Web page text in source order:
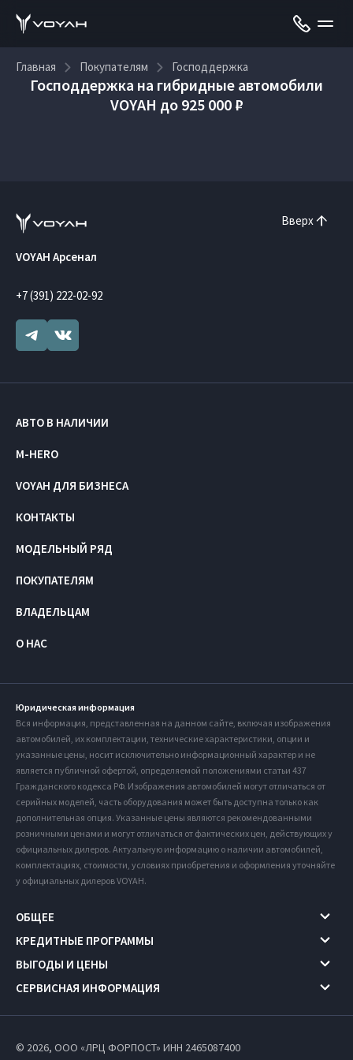
Главная Покупателям Господдержка
Господдержка на гибридные автомобили
VOYAH до 925 000 ₽
Вверх
VOYAH Арсенал
+7 (391) 222-02-92
АВТО В НАЛИЧИИ
M-HERO
VOYAH ДЛЯ БИЗНЕСА
КОНТАКТЫ
МОДЕЛЬНЫЙ РЯД
ПОКУПАТЕЛЯМ
ВЛАДЕЛЬЦАМ
О НАС
Юридическая информация
Вся информация, представленная на данном сайте, включая изображения
автомобилей, их комплектации, технические характеристики, опции и
указанные цены, носит исключительно информационный характер и не
является публичной офертой, определяемой положениями статьи 437
Гражданского кодекса РФ. Изображения автомобилей могут отличаться от
серийных моделей, часть оборудования может быть доступна только как
дополнительная опция. Указанные цены являются рекомендованными
розничными ценами и могут отличаться от фактических цен, действующих у
официальных дилеров. Актуальную информацию о наличии автомобилей,
комплектациях, стоимости, условиях приобретения и оформления уточняйте
у официальных дилеров VOYAH.
ОБЩЕЕ
КРЕДИТНЫЕ ПРОГРАММЫ
ВЫГОДЫ И ЦЕНЫ
СЕРВИСНАЯ ИНФОРМАЦИЯ
© 2026, ООО «ЛРЦ ФОРПОСТ» ИНН 2465087400